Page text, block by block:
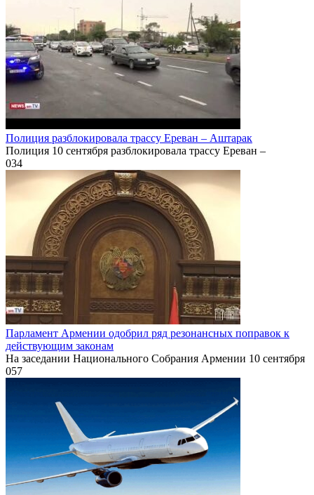
Полиция разблокировала трассу Ереван – Аштарак
Полиция 10 сентября разблокировала трассу Ереван –
034
Парламент Армении одобрил ряд резонансных поправок к
действующим законам
На заседании Национального Собрания Армении 10 сентября
057